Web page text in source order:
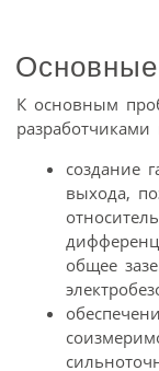
К основным
создание
выхода,
общее